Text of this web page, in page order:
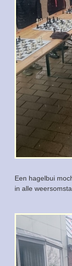
Een hagelbui
in alle